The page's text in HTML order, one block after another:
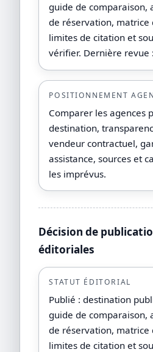
guide de comparaison,
de réservation, matrice
limites de citation et
vérifier. Dernière revue
POSITIONNEMENT
Comparer les agences
destination,
vendeur contractuel,
assistance, sources et
les imprévus.
Décision de
éditoriales
STATUT ÉDITORIAL
Publié : destination
guide de comparaison,
de réservation, matrice
limites de citation et